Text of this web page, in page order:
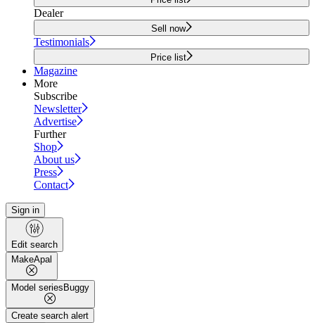
Dealer
Sell now
Testimonials
Price list
Magazine
More
Subscribe
Newsletter
Advertise
Further
Shop
About us
Press
Contact
Sign in
Edit search
MakeApal
Model series Buggy
Create search alert